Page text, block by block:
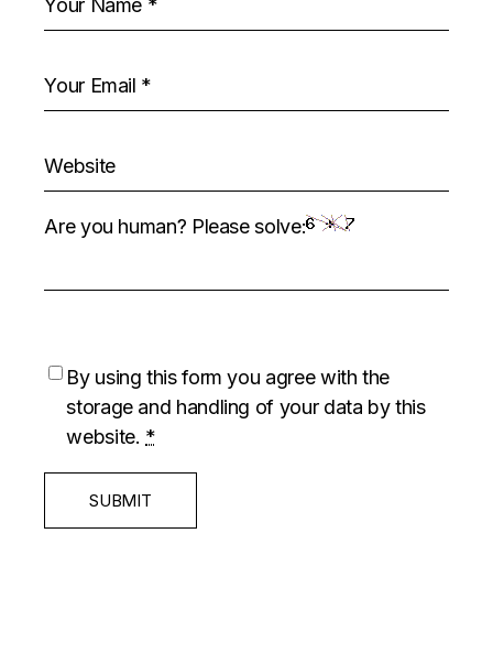
Are you human? Please solve:
By using this form you agree with the
storage and handling of your data by this
website. *
SUBMIT